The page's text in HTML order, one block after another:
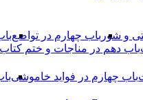
و شور باب چهارم در تواضع
باب دهم در مناجات و ختم کتاب
باب چهارم در فواید خاموشى